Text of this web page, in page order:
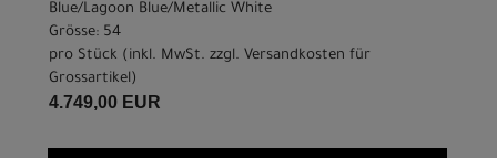
Blue/Lagoon Blue/Metallic White
Grösse: 54
pro Stück (inkl. MwSt. zzgl. Versandkosten für
Grossartikel)
4.749,00 EUR